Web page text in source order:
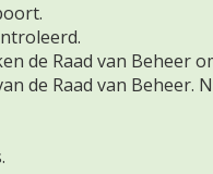
de Raad van Beheer
de Raad van Beheer.